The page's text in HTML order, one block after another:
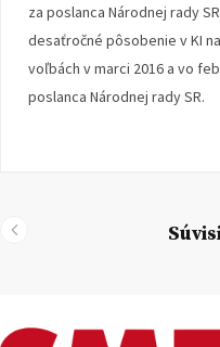
za poslanca Národnej rady
desaťročné pôsobenie v KI
voľbách v marci 2016 a vo
poslanca Národnej rady SR.